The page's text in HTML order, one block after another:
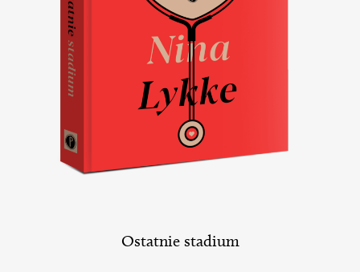
Ostatnie stadium